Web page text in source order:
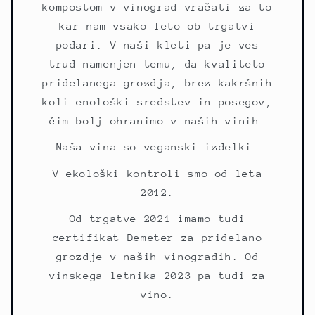
kompostom v vinograd vračati za to
kar nam vsako leto ob trgatvi
podari. V naši kleti pa je ves
trud namenjen temu, da kvaliteto
pridelanega grozdja, brez kakršnih
koli enološki sredstev in posegov,
čim bolj ohranimo v naših vinih.
Naša vina so veganski izdelki.
V ekološki kontroli smo od leta
2012.
Od trgatve 2021 imamo tudi
certifikat Demeter za pridelano
grozdje v naših vinogradih. Od
vinskega letnika 2023 pa tudi za
vino.